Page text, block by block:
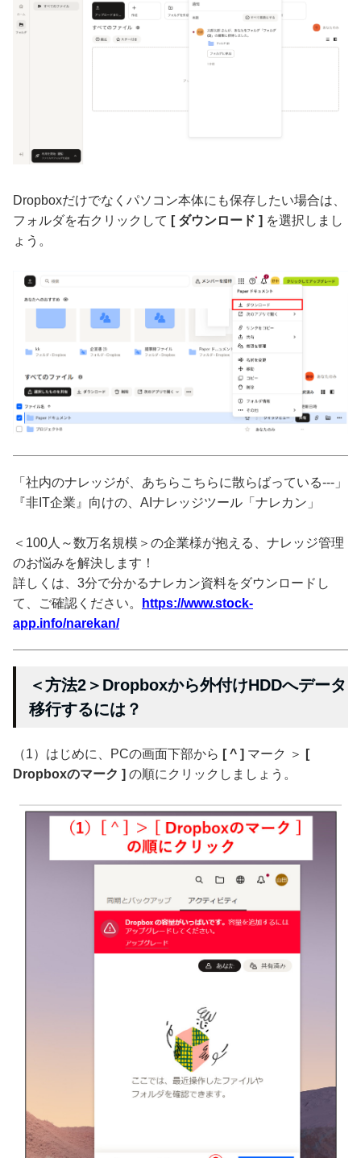
Dropboxだけでなくパソコン本体にも保存したい場合は、
フォルダを右クリックして [ ダウンロード ] を選択しまし
ょう。
「社内のナレッジが、あちらこちらに散らばっている---」
『非IT企業』向けの、AIナレッジツール「ナレカン」
＜100人～数万名規模＞の企業様が抱える、ナレッジ管理
のお悩みを解決します！
詳しくは、3分で分かるナレカン資料をダウンロードし
て、ご確認ください。
https://www.stock-
app.info/narekan/
＜方法2＞Dropboxから外付けHDDへデータ
移行するには？
（1）はじめに、PCの画面下部から [ ^ ] マーク ＞
[
Dropboxのマーク ] の順にクリックしましょう。